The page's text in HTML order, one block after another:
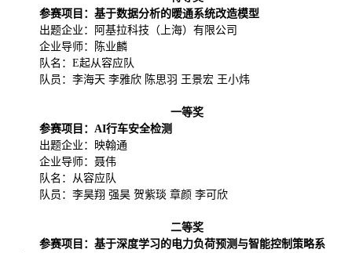
参赛项目：基于数据分析的暖通系统改造模型
出题企业：阿基拉科技（上海）有限公司
企业导师：陈业麟
队名：E起从容应队
队员：李海天 李雅欣 陈思羽 王景宏 王小炜
一等奖
参赛项目：AI行车安全检测
出题企业：映翰通
企业导师：聂伟
队名：从容应队
队员：李昊翔 强昊 贺紫琰 章颜 李可欣
二等奖
参赛项目：基于深度学习的电力负荷预测与智能控制策略系